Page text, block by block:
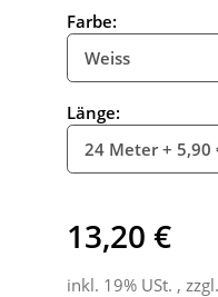
Farbe:
Weiss
Länge:
24 Meter + 5,90
13,20 €
inkl. 19% USt. ,